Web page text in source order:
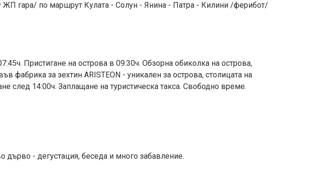
ЖП гара/ по маршрут Кулата - Солун - Янина - Патра - Килини /ферибот/
Пристигане на острова в 09:30ч. Обзорна обиколка на острова,
фабрика за зехтин АRISTEON - уникален за острова, столицата на
след 14:00ч. Заплащане на туристическа такса. Свободно време.
дърво - дегустация, беседа и много забавление.